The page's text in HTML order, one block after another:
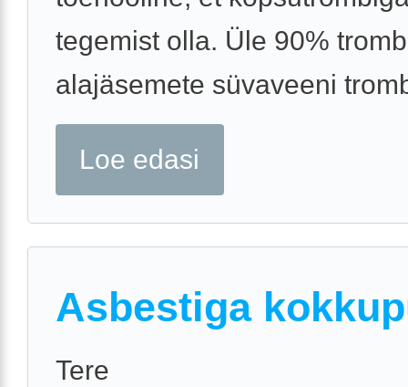
tegemist olla. Üle 90%
alajäsemete süvaveeni
Loe edasi
Asbestiga
Tere